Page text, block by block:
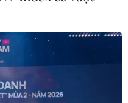
Nam